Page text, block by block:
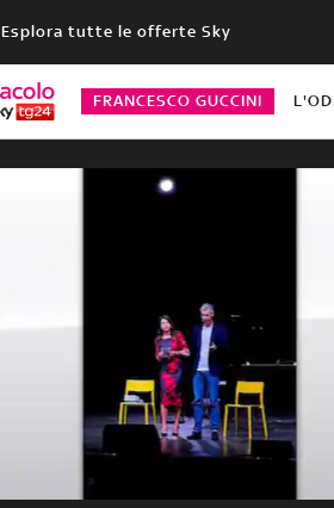
Esplora tutte le offerte Sky
FRANCESCO GUCCINI